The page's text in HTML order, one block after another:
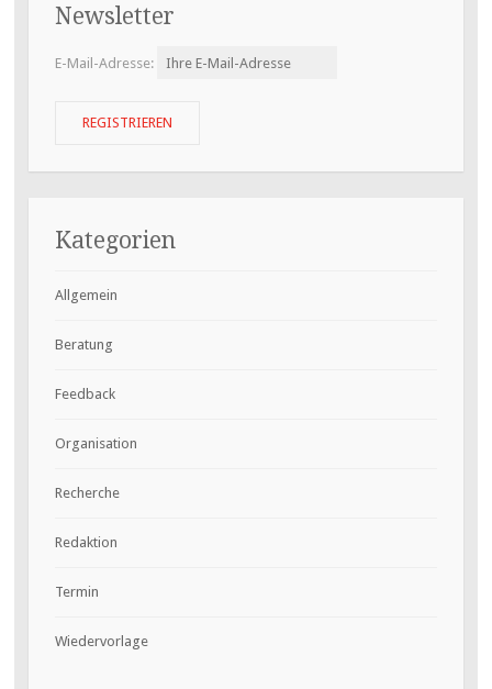
Newsletter
E-Mail-Adresse:
Kategorien
Allgemein
Beratung
Feedback
Organisation
Recherche
Redaktion
Termin
Wiedervorlage